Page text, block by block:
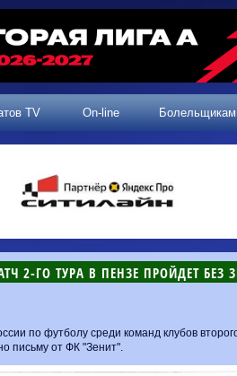
TV On-line Болельщикам
2-ГО ТУРА В ПЕНЗЕ ПРОЙДЕТ БЕЗ
по футболу среди команд клубов
письму от ФК "Зенит".